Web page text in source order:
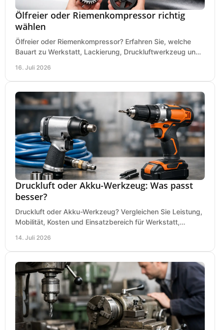
Ölfreier oder Riemenkompressor richtig
wählen
Ölfreier oder Riemenkompressor? Erfahren Sie, welche
Bauart zu Werkstatt, Lackierung, Druckluftwerkzeug und
16. Juli 2026
Druckluft oder Akku-Werkzeug: Was passt
besser?
Druckluft oder Akku-Werkzeug? Vergleichen Sie Leistung,
Mobilität, Kosten und Einsatzbereich für Werkstatt,
14. Juli 2026